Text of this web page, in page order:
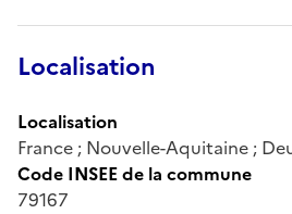
Localisation
Localisation
France ; Nouvelle-Aquitaine ;
Code INSEE de la commune
79167